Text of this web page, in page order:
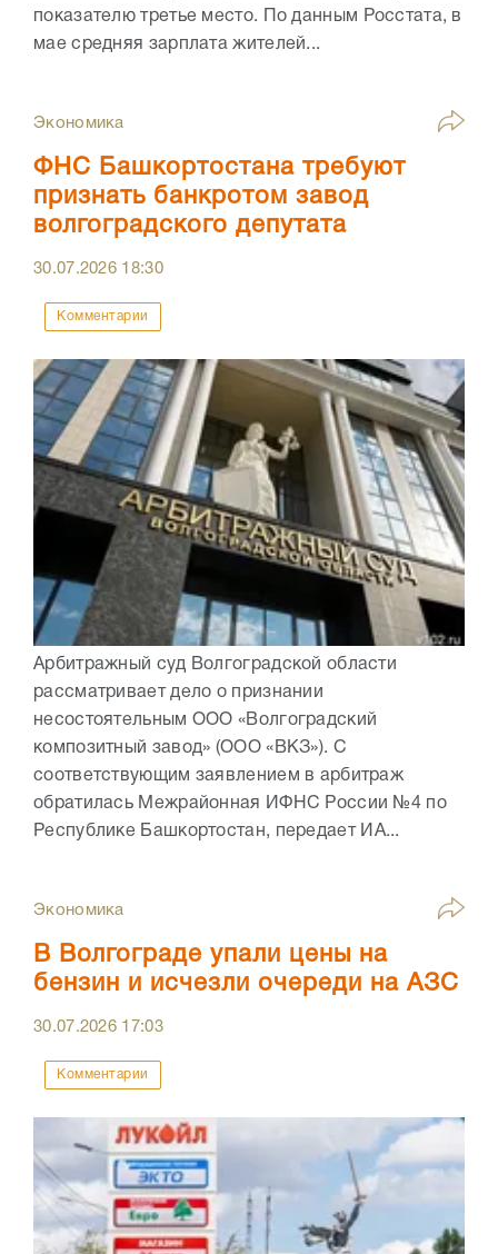
показателю третье место. По данным Росстата, в
мае средняя зарплата жителей...
Экономика
ФНС Башкортостана требуют
признать банкротом завод
волгоградского депутата
30.07.2026 18:30
Комментарии
Арбитражный суд Волгоградской области
рассматривает дело о признании
несостоятельным ООО «Волгоградский
композитный завод» (ООО «ВКЗ»). С
соответствующим заявлением в арбитраж
обратилась Межрайонная ИФНС России №4 по
Республике Башкортостан, передает ИА...
Экономика
В Волгограде упали цены на
бензин и исчезли очереди на АЗС
30.07.2026 17:03
Комментарии